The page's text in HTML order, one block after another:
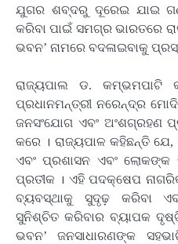
ଯୁଗର ଶବ୍ଦରୁ ଦୂରେଇ ଯାଇ
କରିବା ପାଇଁ ସମଗ୍ର ଭାରତରେ
ଭବନ’ ନାମରେ ବଦଳାଇବାକୁ
ରାଜ୍ୟପାଲ ଡ. କମ୍ଭମପାଟି
ପ୍ରଧାନମନ୍ତ୍ରୀ ନରେନ୍ଦ୍ର
ଜନସଂଯୋଗ ଏବଂ ଅଂଶଗ୍ରହଣ
କରେ । ରାଜ୍ୟପାଳ କହିଛନ୍ତି ଯେ,
ଏବଂ ପ୍ରଶାସନ ଏବଂ
ପ୍ରତୀକ । ଏହି ପଦକ୍ଷେପ
ବ୍ୟବସ୍ଥାକୁ ସୁଦୃଢ଼ କରିବା
ସୁନିଶ୍ଚିତ କରିବାର ବ୍ୟାପକ
ଭବନ’ ଜନସାଧାରଣଙ୍କ